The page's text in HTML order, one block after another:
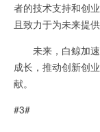
者的技术支持和创
且致力于为未来提
未来，白鲸加速
成长，推动创新创
献。
#3#